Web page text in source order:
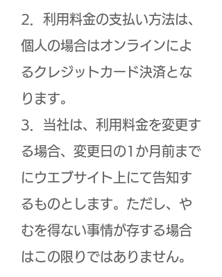
2．利用料金の支払い方法は、
個人の場合はオンラインによ
るクレジットカード決済とな
ります。
3．当社は、利用料金を変更す
る場合、変更日の1か月前まで
にウエブサイト上にて告知す
るものとします。ただし、や
むを得ない事情が存する場合
はこの限りではありません。